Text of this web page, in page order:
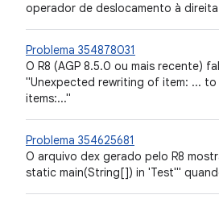
operador de deslocamento à direita
Problema 354878031
O R8 (AGP 8.5.0 ou mais recente)
"Unexpected rewriting of item: ...
items:..."
Problema 354625681
O arquivo dex gerado pelo R8
static main(String[]) in 'Test'"